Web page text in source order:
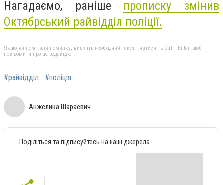
Нагадаємо, раніше прописку змінив
Октябрський райвідділ поліції.
Якщо ви помітили помилку, виділіть необхідний текст і натисніть Ctrl + Enter, щоб
повідомити про це редакцію
#райвідділ #поліція
Анжелика Шараевич
Поділіться та підписуйтесь на наші джерела